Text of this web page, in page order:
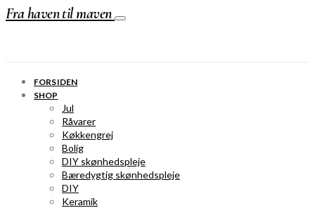
Fra haven til maven
FORSIDEN
SHOP
Jul
Råvarer
Køkkengrej
Bolig
DIY skønhedspleje
Bæredygtig skønhedspleje
DIY
Keramik